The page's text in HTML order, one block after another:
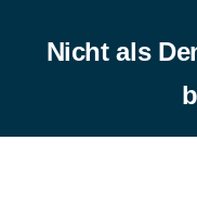
Nicht als